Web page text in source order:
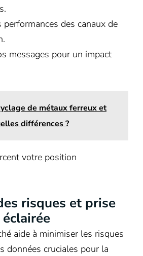
performances des canaux de
messages pour un impact
de métaux ferreux et
différences ?
votre position
risques et prise
aide à minimiser les risques
données cruciales pour la